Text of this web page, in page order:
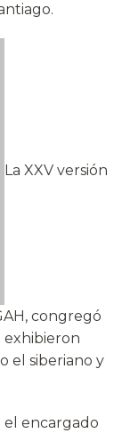
La XXV versión
congregó
exhibieron
el siberiano y
encargado